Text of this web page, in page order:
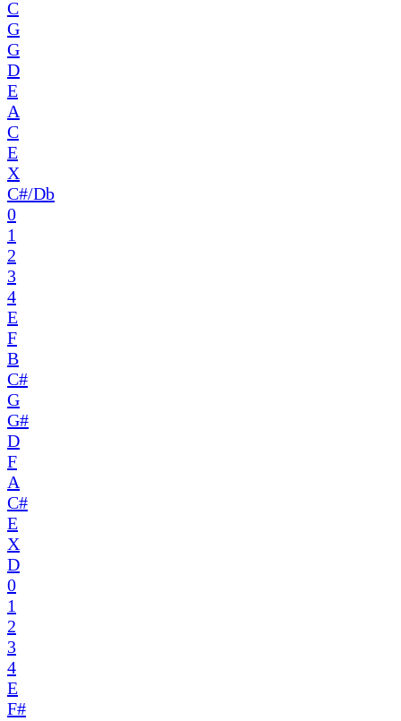
C
G
G
D
E
A
C
E
X
C#/Db
0
1
2
3
4
E
F
B
C#
G
G#
D
F
A
C#
E
X
D
0
1
2
3
4
E
F#